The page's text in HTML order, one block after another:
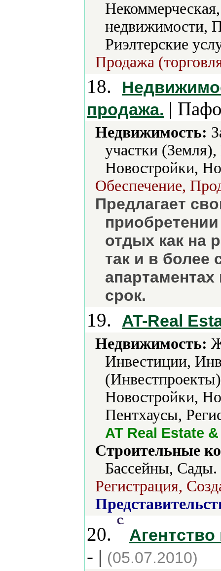
недвижимости,
Риэлтерские
Продажа
18.
продажа. |
Недвижимость:
участки
Новостройки,
Обеспечение,
Предлагает
отдых как на
так и в более
срок.
19. AT-Real
Недвижимость:
Инвестиции,
Новостройки,
Пентхаусы,
AT Real Estate
Строительные
Бассейны,
Регистрация,
20.
- | (05.07.2010)